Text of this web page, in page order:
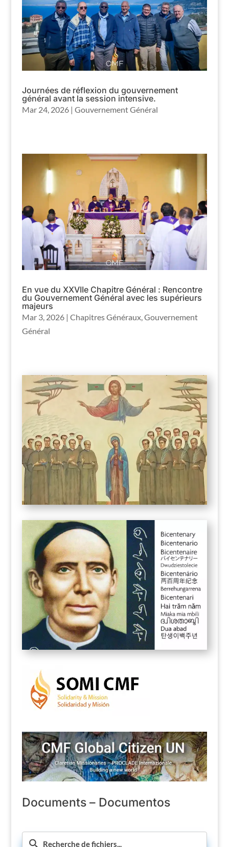
Journées de réflexion du gouvernement
général avant la session intensive.
Mar 24, 2026| Gouvernement Général
En vue du XXVIIe Chapitre Général : Rencontre
du Gouvernement Général avec les supérieurs
majeurs
Mar 3, 2026| Chapitres Généraux, Gouvernement
Général
Documents – Documentos